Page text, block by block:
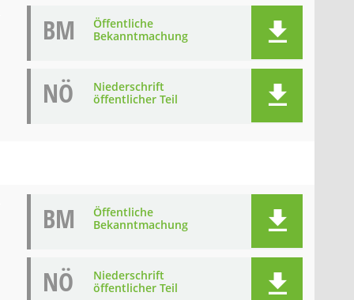
BM
Öffentliche
Bekanntmachung
NÖ
Niederschrift
öffentlicher Teil
BM
Öffentliche
Bekanntmachung
NÖ
Niederschrift
öffentlicher Teil